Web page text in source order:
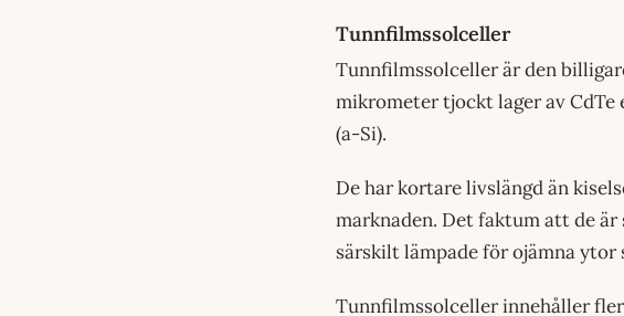
Tunnfilmssolceller
Tunnfilmssolceller är den
mikrometer tjockt lager av CdTe
(a-Si).
De har kortare livslängd än
marknaden. Det faktum att de
särskilt lämpade för ojämna ytor
Tunnfilmssolceller innehåller